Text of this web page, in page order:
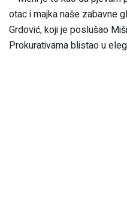
otac i majka naše zabavne
Grdović, koji je poslušao
Prokurativama blistao u